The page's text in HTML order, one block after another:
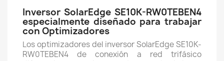
Inversor SolarEdge SE10K-RW0TEBEN4
especialmente diseñado para trabajar
con Optimizadores
Los optimizadores del inversor SolarEdge SE10K-
RW0TEBEN4 de conexión a red trifásico